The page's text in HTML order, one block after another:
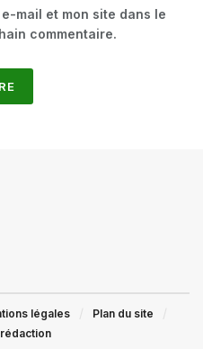
mail et mon site dans le
commentaire.
légales
Plan du site